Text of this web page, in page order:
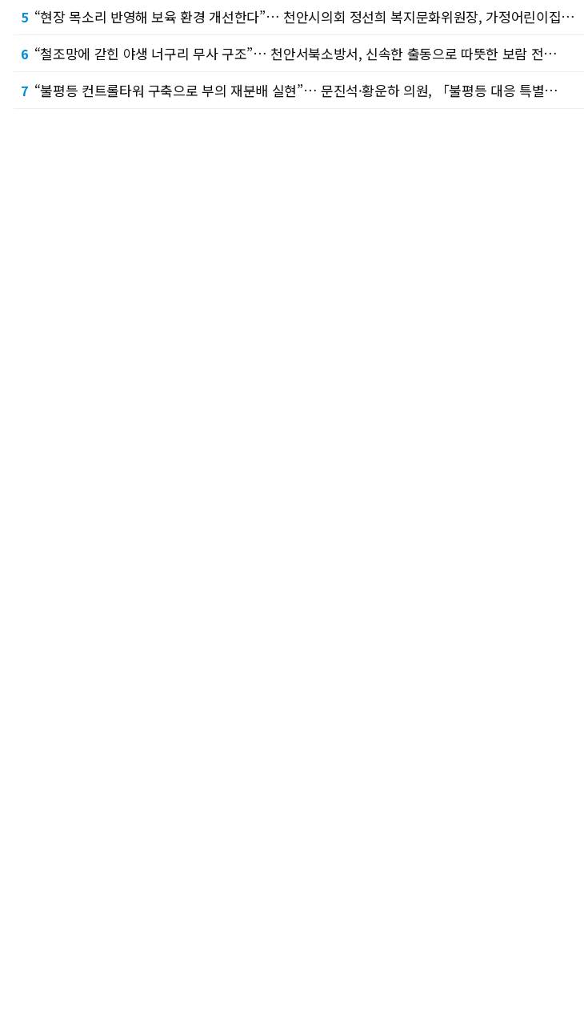
5 “현장 목소리 반영해 보육 환경 개선한다”… 천안시의회 정선희 복지문화위원장, 가정어린이집…
6 “철조망에 갇힌 야생 너구리 무사 구조”… 천안서북소방서, 신속한 출동으로 따뜻한 보람 전…
7 “불평등 컨트롤타워 구축으로 부의 재분배 실현”… 문진석·황운하 의원, 「불평등 대응 특별…